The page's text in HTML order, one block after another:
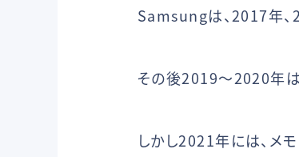
Samsungは、2017年
その後2019〜2020年は
しかし2021年には、メ